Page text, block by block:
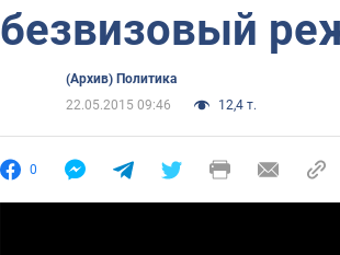
безвизовый
(Архив) Политика
22.05.2015 09:46
12,4 т.
0